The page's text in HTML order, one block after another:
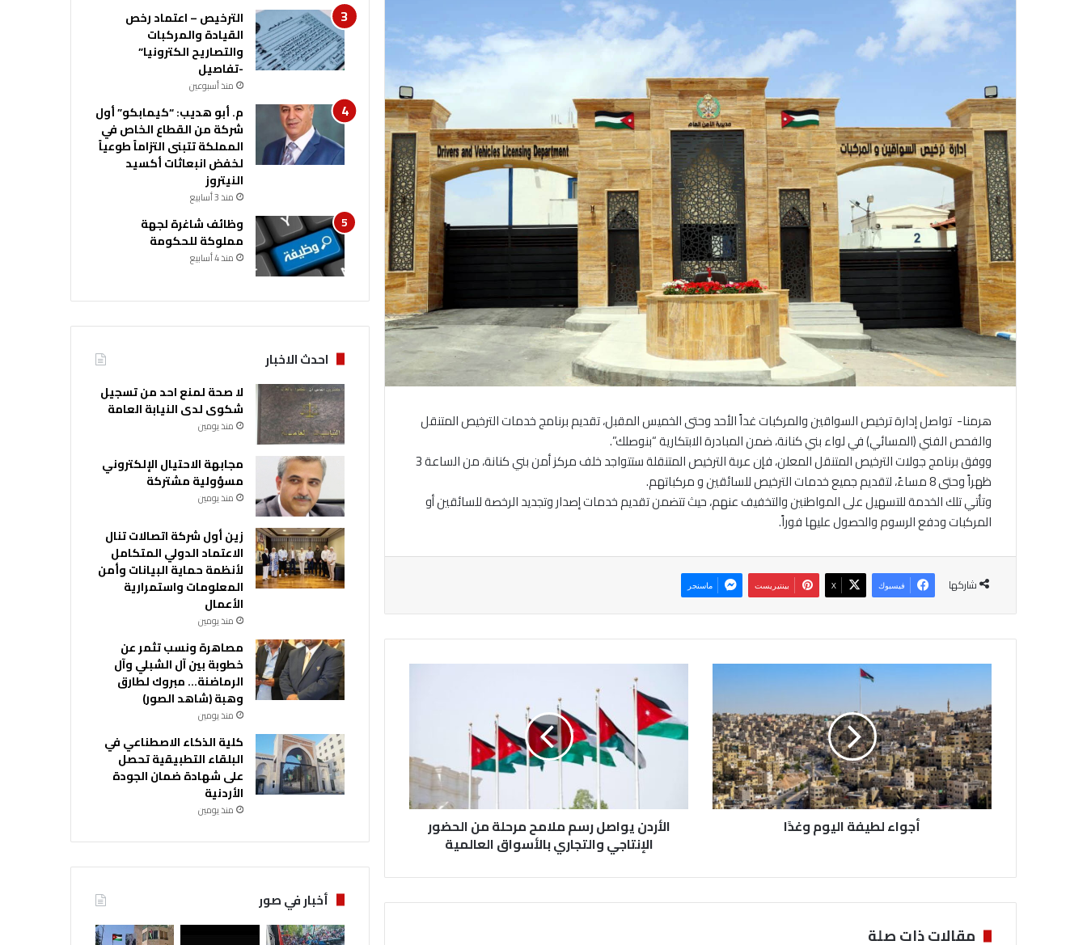
هرمنا- تواصل إدارة ترخيص السواقين والمركبات غداً الأحد وحتى الخميس المقبل، تقديم برنامج خدمات الترخيص المتنقل
والفحص الفني (المسائي) في لواء بني كنانة، ضمن المبادرة الابتكارية “بنوصلك”.
ووفق برنامج جولات الترخيص المتنقل المعلن، فإن عربة الترخيص المتنقلة ستتواجد خلف مركز أمن بني كنانة، من الساعة 3
ظهراً وحتى 8 مساءً، لتقديم جميع خدمات الترخيص للسائقين و مركباتهم.
وتأتي تلك الخدمة للتسهيل على المواطنين والتخفيف عنهم، حيث تتضمن تقديم خدمات إصدار وتجديد الرخصة للسائقين أو
المركبات ودفع الرسوم والحصول عليها فوراً.
شاركها فيسبوك ‫X بينتيريست ماسنجر
أ
و
ا
ء
ل
ط
ي
ف
ي
م
و
أجواء لطيفة اليوم وغدًا
ر
د
ا
س
م
الأردن يواصل رسم ملامح مرحلة من الحضور
الإنتاجي والتجاري بالأسواق العالمية
مقالات ذات صلة
الترخيص – اعتماد رخص
القيادة والمركبات
والتصاريح الكترونيا”
-تفاصيل
منذ أسبوعين
م. أبو هديب: “كيمابكو” أول
شركة من القطاع الخاص في
المملكة تتبنى التزاماً طوعياً
لخفض انبعاثات أكسيد
النيتروز
منذ 3 أسابيع
وظائف شاغرة لجهة
مملوكة للحكومة
منذ 4 أسابيع
احدث الاخبار
لا صحة لمنع احد من تسجيل
شكوى لدى النيابة العامة
منذ يومين
مجابهة الاحتيال الإلكتروني
مسؤولية مشتركة
منذ يومين
زين أول شركة اتصالات تنال
الاعتماد الدولي المتكامل
لأنظمة حماية البيانات وأمن
المعلومات واستمرارية
الأعمال
منذ يومين
مصاهرة ونسب تثمر عن
خطوبة بين آل الشبلي وآل
الرماضنة… مبروك لطارق
وهبة (شاهد الصور)
منذ يومين
كلية الذكاء الاصطناعي في
البلقاء التطبيقية تحصل
على شهادة ضمان الجودة
الأردنية
منذ يومين
أخبار في صور